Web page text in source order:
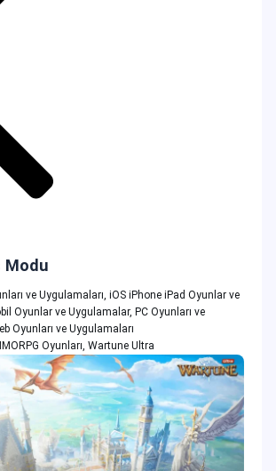
Modu
ve Uygulamaları iOS iPhone iPad Oyunlar ve
Oyunlar ve Uygulamalar, PC Oyunları ve
Oyunları ve Uygulamaları
Oyunları Wartune Ultra